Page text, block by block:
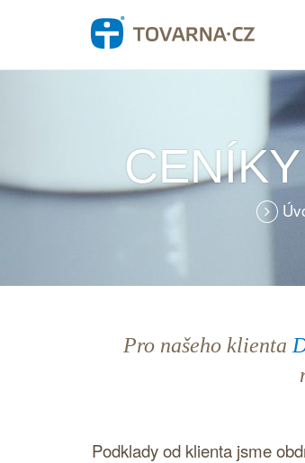
Pro našeho klienta
Podklady od klienta jsme